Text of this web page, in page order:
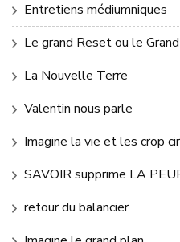
Entretiens médiumniques
Le grand Reset ou le
La Nouvelle Terre
Valentin nous parle
Imagine la vie et les crop
SAVOIR supprime LA
retour du balancier